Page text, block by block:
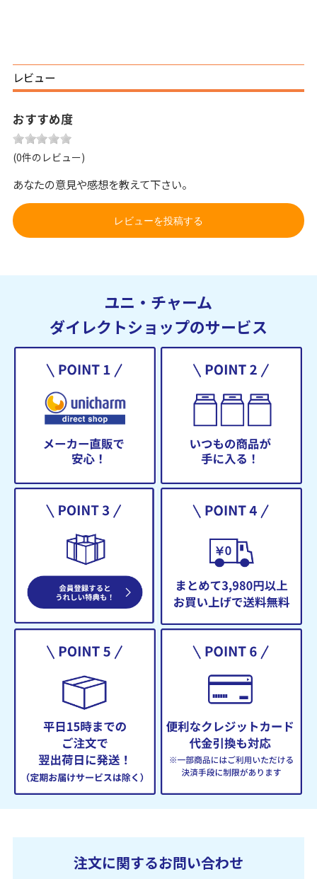
レビュー
おすすめ度
(0件のレビュー)
あなたの意見や感想を教えて下さい。
レビューを投稿する
ユニ・チャーム
ダイレクトショップのサービス
注文に関するお問い合わせ